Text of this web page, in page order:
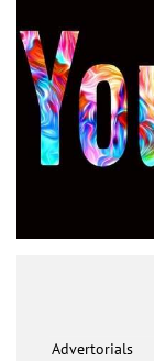
Advertorials